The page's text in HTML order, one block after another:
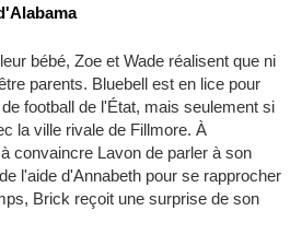
bébé, Zoe et Wade réalisent que ni
parents. Bluebell est en lice pour
football de l'État, mais seulement si
la ville rivale de Fillmore. À
convaincre Lavon de parler à son
l'aide d'Annabeth pour se rapprocher
Brick reçoit une surprise de son